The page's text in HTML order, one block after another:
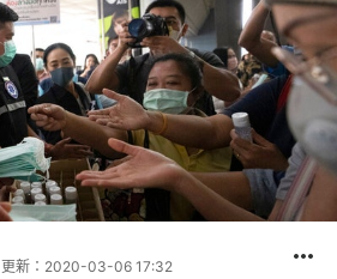
更新： 2020-03-06 17:32